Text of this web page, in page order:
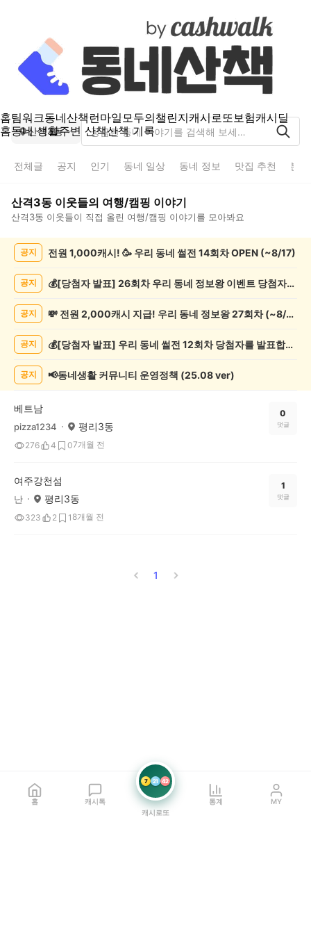
홈팀워크동네산책런마일모두의챌린지캐시로또보험캐시딜
홈동네 생활주변 산책산책 기록
산격3동
전체글 공지 인기 동네 일상 동네 정보 맛집 추천 분
산격3동 이웃들의 여행/캠핑 이야기
산격3동 이웃들이 직접 올린 여행/캠핑 이야기를 모아봐요
행/
목
공지 전원 1,000캐시! 🥳 우리 동네 썰전 14회차 OPEN (~8/17)
공지 💰[당첨자 발표] 26회차 우리 동네 정보왕 이벤트 당첨자를 발표합니다!
공지 💸 전원 2,000캐시 지급! 우리 동네 정보왕 27회차 (~8/10)
공지 💰[당첨자 발표] 우리 동네 썰전 12회차 당첨자를 발표합니다!
공지 📢동네생활 커뮤니티 운영정책 (25.08 ver)
베트남
pizza1234 평리3동
276 4 07개월 전
0
댓글
여주강천섬
난 평리3동
323 2 1 8개월 전
1
댓글
1
홈 캐시톡
7 21 42
캐시로또
통계 MY